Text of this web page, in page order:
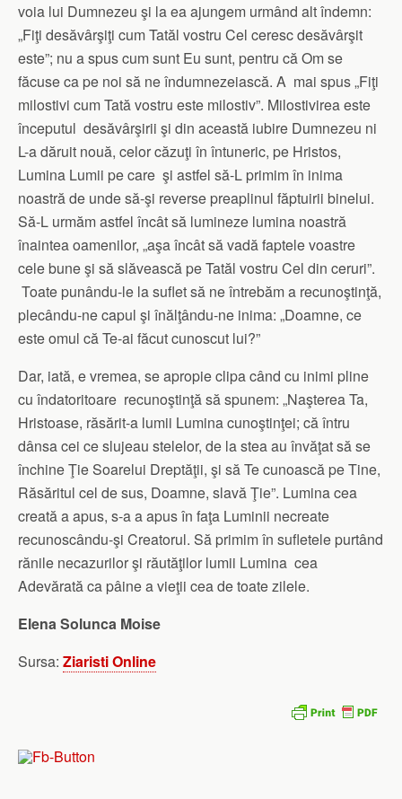
voia lui Dumnezeu şi la ea ajungem urmând alt îndemn:
„Fiţi desăvârşiţi cum Tatăl vostru Cel ceresc desăvârşit
este”; nu a spus cum sunt Eu sunt, pentru că Om se
făcuse ca pe noi să ne îndumnezeiască. A mai spus „Fiţi
milostivi cum Tată vostru este milostiv”. Milostivirea este
începutul desăvârşirii şi din această iubire Dumnezeu ni
L-a dăruit nouă, celor căzuţi în întuneric, pe Hristos,
Lumina Lumii pe care şi astfel să-L primim în inima
noastră de unde să-şi reverse preaplinul făptuirii binelui.
Să-L urmăm astfel încât să lumineze lumina noastră
înaintea oamenilor, „aşa încât să vadă faptele voastre
cele bune şi să slăvească pe Tatăl vostru Cel din ceruri”.
Toate punându-le la suflet să ne întrebăm a recunoştinţă,
plecându-ne capul şi înălţându-ne inima: „Doamne, ce
este omul că Te-ai făcut cunoscut lui?”
Dar, iată, e vremea, se apropie clipa când cu inimi pline
cu îndatoritoare recunoştinţă să spunem: „Naşterea Ta,
Hristoase, răsărit-a lumii Lumina cunoştinţei; că întru
dânsa cei ce slujeau stelelor, de la stea au învăţat să se
închine Ţie Soarelui Dreptăţii, şi să Te cunoască pe Tine,
Răsăritul cel de sus, Doamne, slavă Ţie”. Lumina cea
creată a apus, s-a a apus în faţa Luminii necreate
recunoscându-şi Creatorul. Să primim în sufletele purtând
rănile necazurilor şi răutăţilor lumii Lumina cea
Adevărată ca pâine a vieţii cea de toate zilele.
Elena Solunca Moise
Sursa: Ziaristi Online